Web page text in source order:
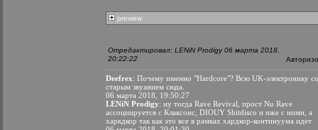
preview
Отредактировал: LENiN Prodigy 06 марта 2018,
20:22:22
Deefrex: Почему именно "Hardcore"? Всю UK-электронику со
старым звуанием сюда.
06 марта 2018, 19:50:27
LENiN Prodigy: ну тогда Rave Revival, прост Nu Rave
ассоциируется с Клаксонс, DIOUY Shitdisco и иже с ними, а
харкдкор так как это все в рамках хардкор-континуума идет